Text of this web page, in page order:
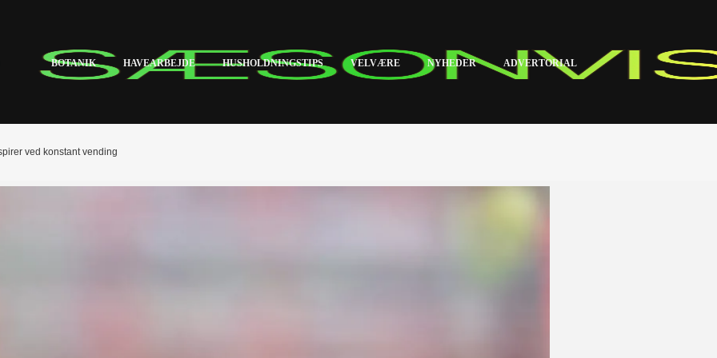
BOTANIK HAVEARBEJDE HUSHOLDNINGSTIPS VELVÆRE NYHEDER ADVERTORIAL
ved konstant vending